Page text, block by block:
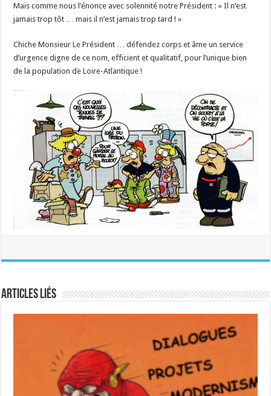
Mais comme nous l’énonce avec solennité notre Président : « Il n’est
jamais trop tôt … mais il n’est jamais trop tard ! »
Chiche Monsieur Le Président … défendez corps et âme un service
d’urgence digne de ce nom, efficient et qualitatif, pour l’unique bien
de la population de Loire-Atlantique !
Articles liés